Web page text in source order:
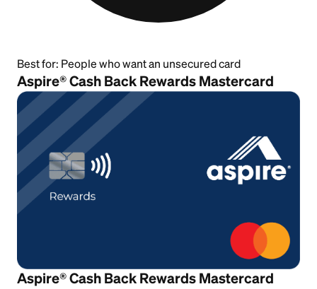
Best for: People who want an unsecured card
Aspire® Cash Back Rewards Mastercard
Aspire® Cash Back Rewards Mastercard